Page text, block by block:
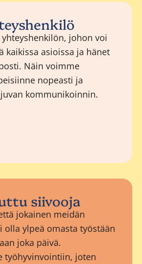
johon voi
kaikissa asioissa ja hänet
Näin voimme
nopeasti ja
kommunikoinnin.
siivooja
jokainen meidän
olla ylpeä omasta työstään
joka päivä.
työhyvinvointiin, joten